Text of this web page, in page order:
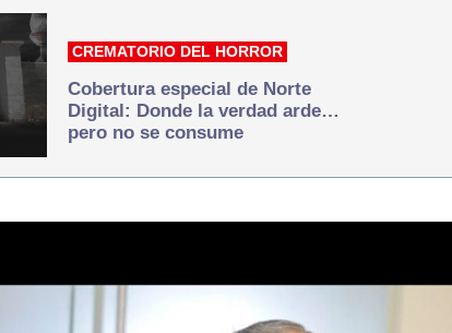
CREMATORIO DEL HORROR
Cobertura especial de Norte
Digital: Donde la verdad arde…
pero no se consume